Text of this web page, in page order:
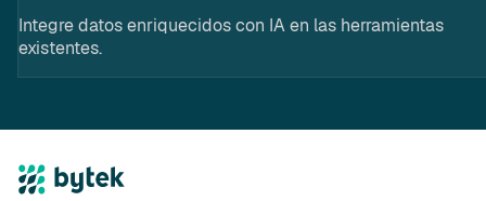
Integre datos enriquecidos con IA en las herramientas
existentes.